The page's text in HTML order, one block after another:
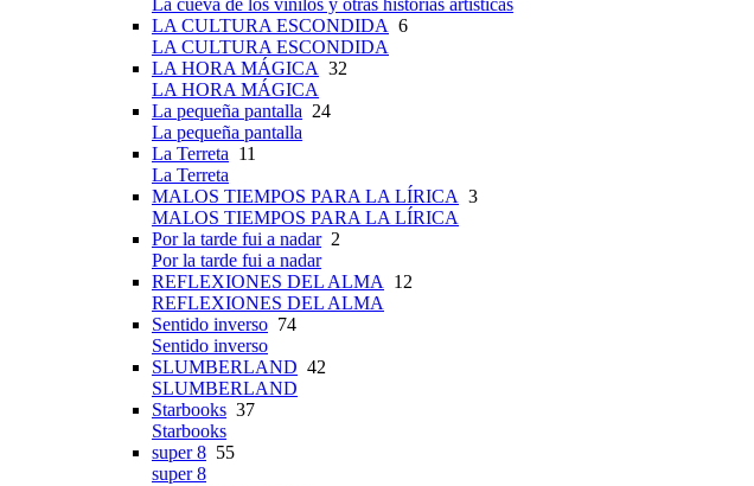
La cueva de los vinilos y otras historias artísticas
LA CULTURA ESCONDIDA 6
LA CULTURA ESCONDIDA
LA HORA MÁGICA 32
LA HORA MÁGICA
La pequeña pantalla 24
La pequeña pantalla
La Terreta 11
La Terreta
MALOS TIEMPOS PARA LA LÍRICA 3
MALOS TIEMPOS PARA LA LÍRICA
Por la tarde fui a nadar2
Por la tarde fui a nadar
REFLEXIONES DEL ALMA
12
REFLEXIONES DEL ALMA
Sentido inverso 74
Sentido inverso
SLUMBERLAND 42
SLUMBERLAND
Starbooks 37
Starbooks
super 8 55
super 8